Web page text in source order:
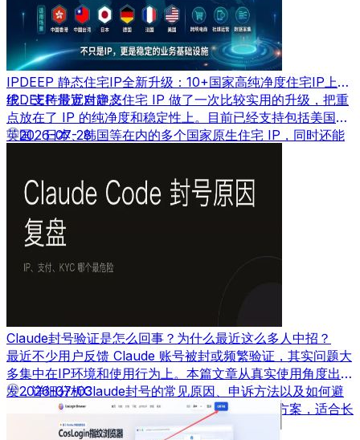
IPDEEP 静态住宅IP全新升级：10+国家高纯净度住宅IP上
线，支持带宽自定义
IPDEEP 最近对静态住宅 IP 做了一次比较实用的升级，把重
点放在了 IP 的纯净度和稳定性上。目前已经支持包括美国、
英国、日本、韩国等在内的多个国家原生住宅 IP，同时还能
2026-07-28
Claude封号验证是怎么回事？为什么最近这么多人中招？
最近不少用户反馈 Claude 账号被封或频繁验证，其实问题大
多集中在IP环境和使用行为上。本篇文章从真实使用角度出
发，详细分析Claude封号的常见原因、申诉方法以及如何避
免再次被封，并结合实际经验给出可落地的解决方案，适合长
期使用AI工具的用户参考。
2026-07-03